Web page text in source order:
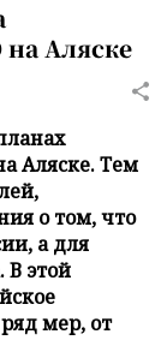
Аляске
Аляске. Тем
о том, что
а для
В этой
мер, от